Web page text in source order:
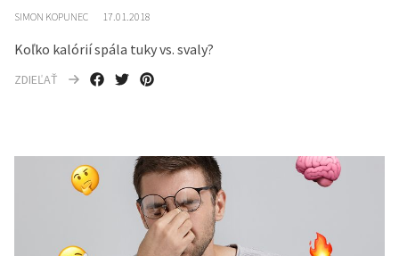
SIMON KOPUNEC 17.01.2018
Koľko kalórií spála tuky vs. svaly?
ZDIEĽAŤ